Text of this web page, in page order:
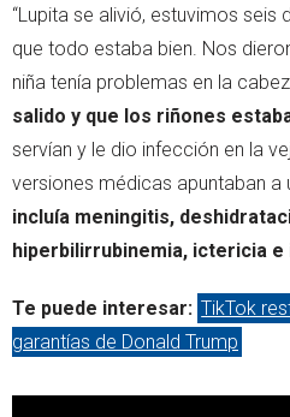
“Lupita se alivió, estuvimos seis
que todo estaba bien. Nos
niña tenía problemas en la
salido y que los riñones
servían y le dio infección en la
versiones médicas apuntaban a
incluía meningitis,
hiperbilirrubinemia, ictericia
Te puede interesar: TikTok
garantías de Donald Trump